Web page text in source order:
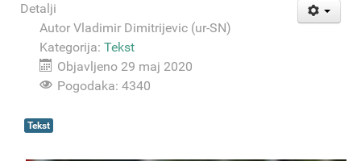
Detalji
Autor Vladimir Dimitrijevic (ur-SN)
Kategorija: Tekst
Objavljeno 29 maj 2020
Pogodaka: 4340
Tekst